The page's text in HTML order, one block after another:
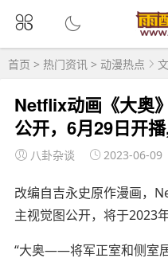
首页 > 热门资讯 > 动漫热点
Netflix动画《大奥
公开，6月29日开
八卦杂谈 2023-06-09
改编自吉永史原作漫画，
主视觉图公开，将于2023
“大奥——将军正室和侧室